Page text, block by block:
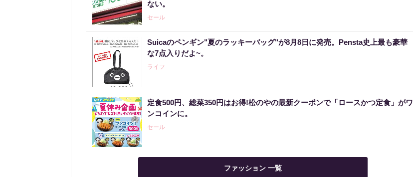
ない。
セール
Suicaのペンギン"夏のラッキーバッグ"が8月8日に発売。Pensta史上最も豪華
な7点入りだよ~。
ライフ
定食500円、総菜350円はお得!松のやの最新クーポンで「ロースかつ定食」がワ
ンコインに。
セール
ファッション 一覧